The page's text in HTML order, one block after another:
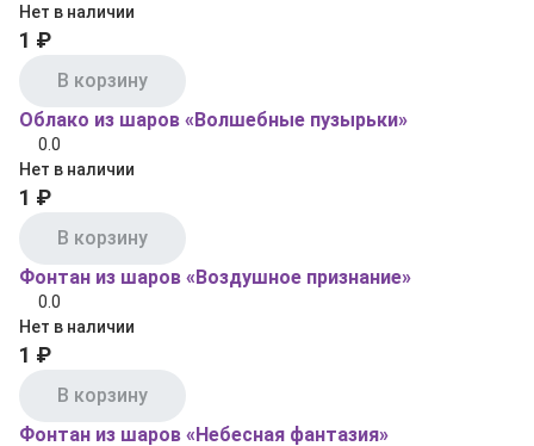
Нет в наличии
1 ₽
В корзину
Облако из шаров «Волшебные пузырьки»
0.0
Нет в наличии
1 ₽
В корзину
Фонтан из шаров «Воздушное признание»
0.0
Нет в наличии
1 ₽
В корзину
Фонтан из шаров «Небесная фантазия»